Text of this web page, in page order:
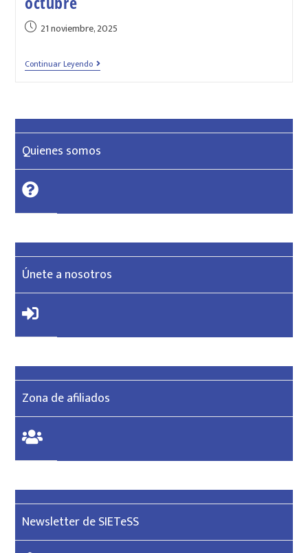
21 noviembre, 2025
Continuar Leyendo
Quienes somos
Únete a nosotros
Zona de afiliados
Newsletter de SIETeSS